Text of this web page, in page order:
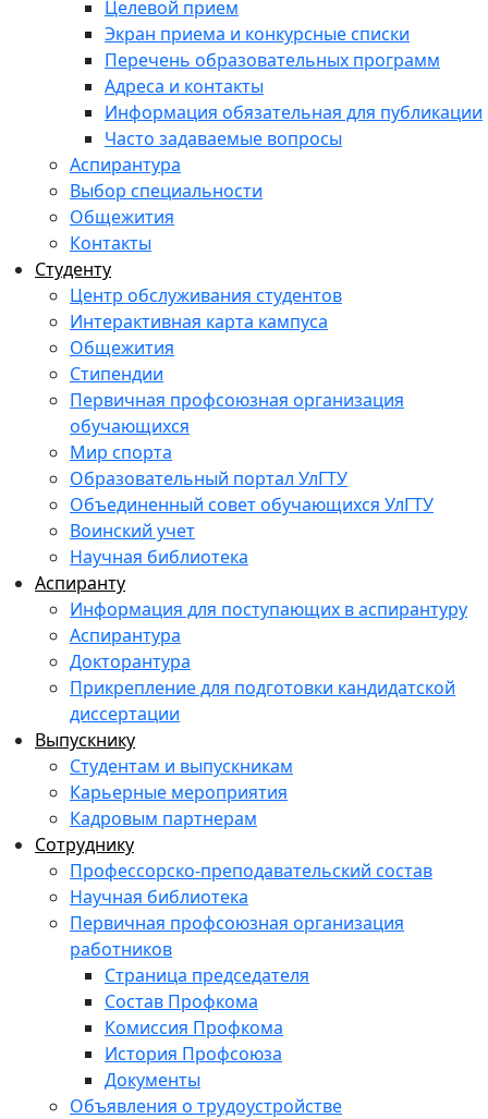
Целевой прием
Экран приема и конкурсные списки
Перечень образовательных программ
Адреса и контакты
Информация обязательная для публикации
Часто задаваемые вопросы
Аспирантура
Выбор специальности
Общежития
Контакты
Студенту
Центр обслуживания студентов
Интерактивная карта кампуса
Общежития
Стипендии
Первичная профсоюзная организация
обучающихся
Мир спорта
Образовательный портал УлГТУ
Объединенный совет обучающихся УлГТУ
Воинский учет
Научная библиотека
Аспиранту
Информация для поступающих в аспирантуру
Аспирантура
Докторантура
Прикрепление для подготовки кандидатской
диссертации
Выпускнику
Студентам и выпускникам
Карьерные мероприятия
Кадровым партнерам
Сотруднику
Профессорско-преподавательский состав
Научная библиотека
Первичная профсоюзная организация
работников
Страница председателя
Состав Профкома
Комиссия Профкома
История Профсоюза
Документы
Объявления о трудоустройстве